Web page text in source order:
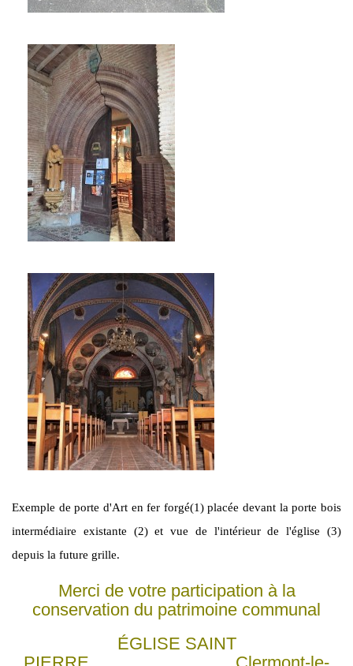
Exemple de porte d'Art en fer forgé(1) placée devant la porte bois
intermédiaire existante (2) et vue de l'intérieur de l'église (3)
depuis la future grille.
Merci de votre participation à la
conservation du patrimoine communal
ÉGLISE SAINT